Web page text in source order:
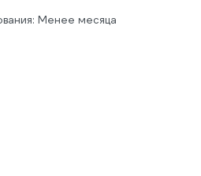
Менее месяца